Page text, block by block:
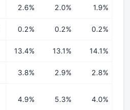
2.6% 2.0% 1.9%
0.2% 0.2% 0.2%
13.4% 13.1% 14.1%
3.8% 2.9% 2.8%
4.9% 5.3% 4.0%